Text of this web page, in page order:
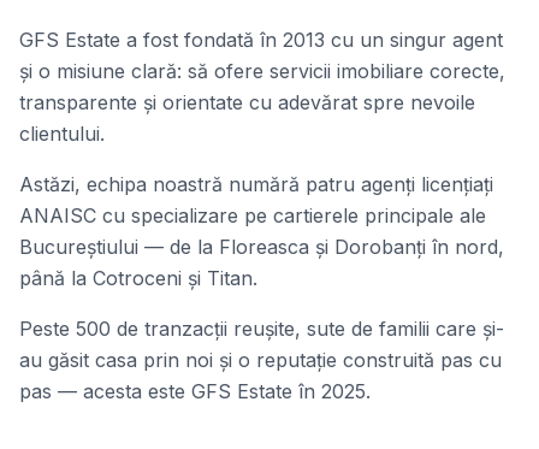
GFS Estate a fost fondată în 2013 cu un singur agent
și o misiune clară: să ofere servicii imobiliare corecte,
transparente și orientate cu adevărat spre nevoile
clientului.
Astăzi, echipa noastră numără patru agenți licențiați
ANAISC cu specializare pe cartierele principale ale
Bucureștiului — de la Floreasca și Dorobanți în nord,
până la Cotroceni și Titan.
Peste 500 de tranzacții reușite, sute de familii care și-
au găsit casa prin noi și o reputație construită pas cu
pas — acesta este GFS Estate în 2025.